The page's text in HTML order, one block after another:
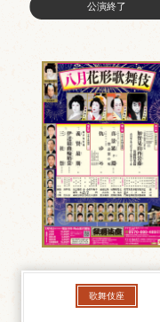
公演終了
歌舞伎座